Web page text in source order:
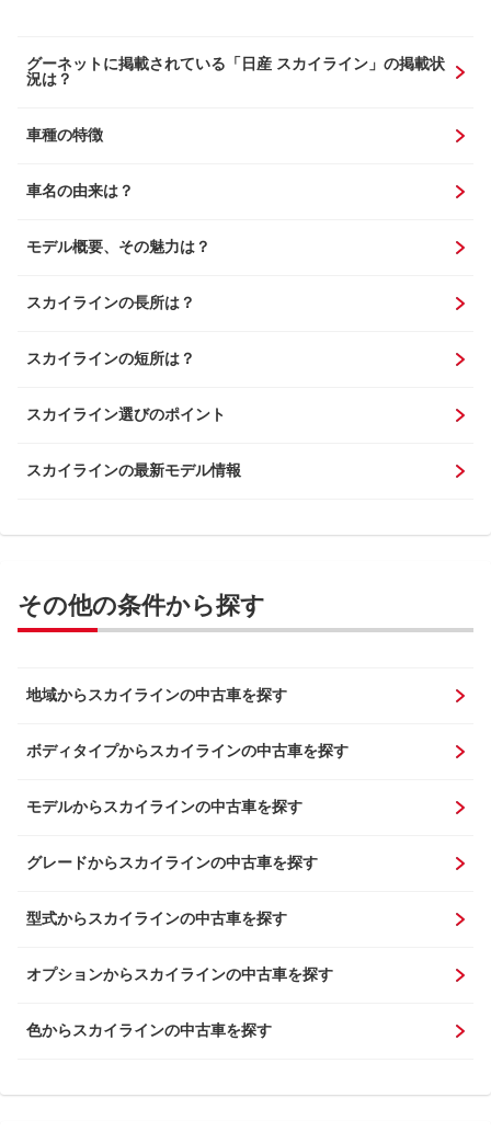
グーネットに掲載されている「日産 スカイライン」の掲載状
況は？
車種の特徴
車名の由来は？
モデル概要、その魅力は？
スカイラインの長所は？
スカイラインの短所は？
スカイライン選びのポイント
スカイラインの最新モデル情報
その他の条件から探す
地域からスカイラインの中古車を探す
ボディタイプからスカイラインの中古車を探す
モデルからスカイラインの中古車を探す
グレードからスカイラインの中古車を探す
型式からスカイラインの中古車を探す
オプションからスカイラインの中古車を探す
色からスカイラインの中古車を探す